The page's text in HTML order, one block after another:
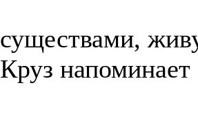
существами,
Круз